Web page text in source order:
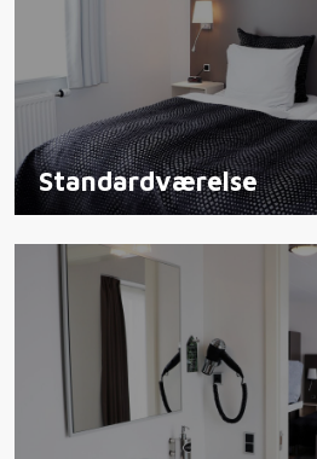
Standardværelse